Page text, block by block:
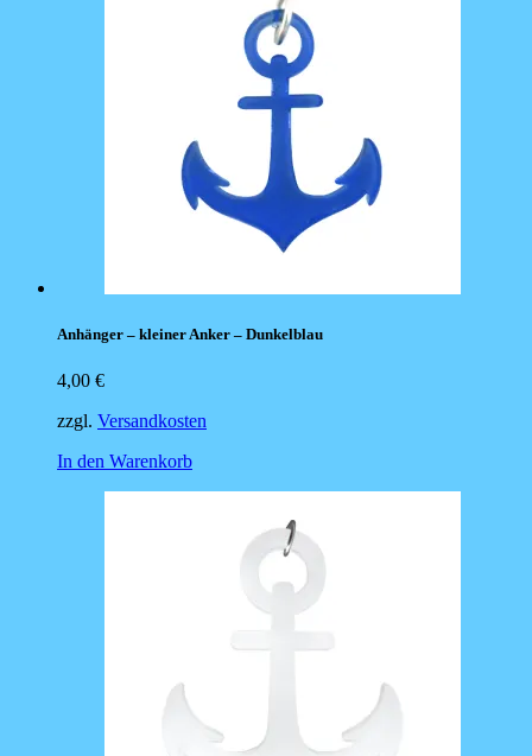
Anhänger – kleiner Anker – Dunkelblau
4,00 €
zzgl. Versandkosten
In den Warenkorb